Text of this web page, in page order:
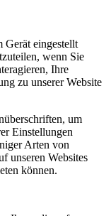
Gerät eingestellt
wenn Sie
Ihre
zu unserer Website
um
Einstellungen
Arten von
unseren Websites
können.